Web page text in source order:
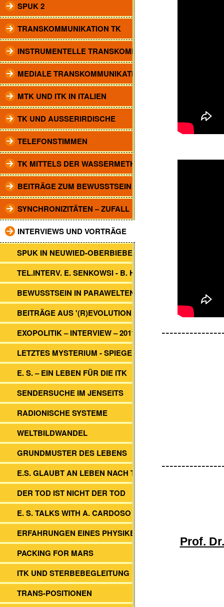
SPUK 2
TRANSKOMMUNIKATION TK
INSTRUMENTELLE TRANSKOMM.
MEDIALE TRANSKOMMUNIKATION
MTK UND ITK IN ITALIEN
TK UND AUSSERIRDISCHE
TELEFONSTIMMEN
TK MITTELS DER WASSERMETHODE
BEITRÄGE ZUM BEWUSSTSEIN
SYNCHRONIZITÄTEN – ZUFALL
INTERVIEWS UND VORTRÄGE
SPUK IN NEUWIED-OBERBIEBER
TEL.INTERV. E. SENKOWSI - B. HEIM
BEWUSSTSEIN IN PARAWELTEN
BEITRÄGE AUS '(R)EVOLUTION 2012'
EXOPOLITIK – INTERVIEW – 2011
LETZTES MYSTERIUM - SPIEGEL TV
E. S. – EIN LEBEN FÜR DIE ITK
SENDERSUCHE IM JENSEITS
RADIONISCHE SYSTEME
WELTBILDWANDEL
GRUNDMUSTER DES LEBENS
E.S. GLAUBT AN LEBEN NACH TOD
DER TOD IST NICHT DER TOD
E. S. TALKS WITH A. CARDOSO
ERFAHRUNGEN EINES PHYSIKERS
PACKING FOR MARS
ITK UND STERBEBEGLEITUNG
TRANS-POSITIONEN
Prof.